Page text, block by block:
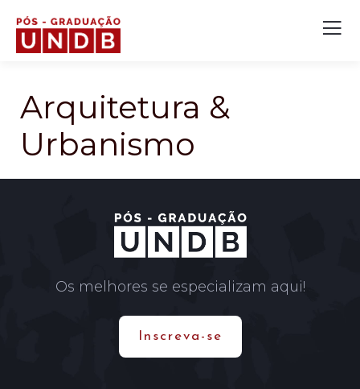
Arquitetura &
Urbanismo
Os melhores se especializam aqui!
Inscreva-se